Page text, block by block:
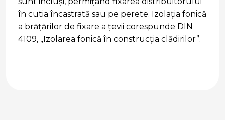
în cutia încastrată sau pe perete. Izolația fonică
a brățărilor de fixare a țevii corespunde DIN
4109, „Izolarea fonică în construcția clădirilor”.